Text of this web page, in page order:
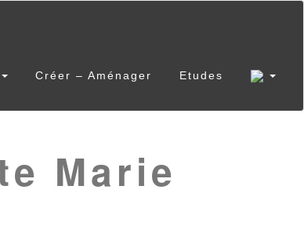
Créer – Aménager Etudes
Marie